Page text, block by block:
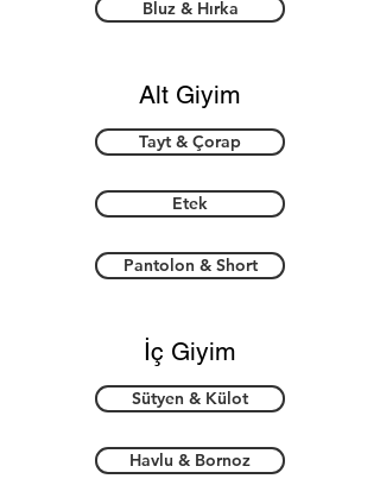
Bluz & Hırka
Alt Giyim
Tayt & Çorap
Etek
Pantolon & Short
İç Giyim
Sütyen & Külot
Havlu & Bornoz